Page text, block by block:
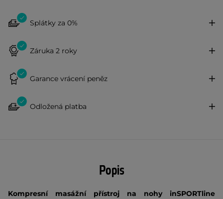
Splátky za 0%
Záruka 2 roky
Garance vrácení peněz
Odložená platba
Popis
Kompresní masážní přístroj na nohy inSPORTline